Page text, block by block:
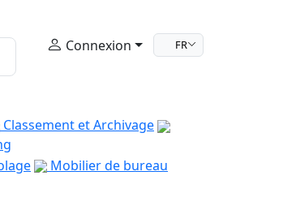
Connexion FR
Classement et Archivage
Mobilier de bureau